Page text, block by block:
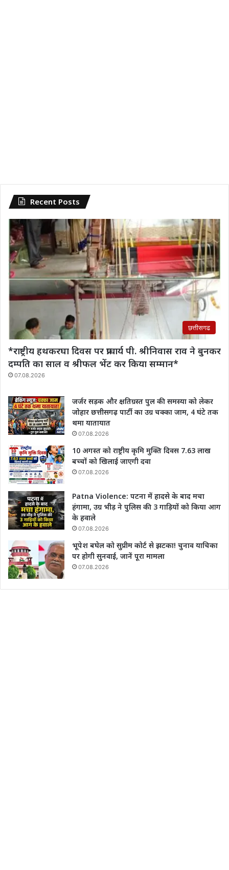
Recent Posts
छत्तीसगढ
*राष्ट्रीय हथकरघा दिवस पर प्राचार्य पी. श्रीनिवास राव‌ ने बुनकर
दम्पति का साल व श्रीफल भेंट कर किया सम्मान*
07.08.2026
जर्जर सड़क और क्षतिग्रस्त पुल की समस्या को लेकर
जोहार छत्तीसगढ़ पार्टी का उग्र चक्का जाम, 4 घंटे तक
थमा यातायात
07.08.2026
10 अगस्त को राष्ट्रीय कृमि मुक्ति दिवस 7.63 लाख
बच्चों को खिलाई जाएगी दवा
07.08.2026
Patna Violence: पटना में हादसे के बाद मचा
हंगामा, उग्र भीड़ ने पुलिस की 3 गाड़ियों को किया आग
के हवाले
07.08.2026
भूपेश बघेल को सुप्रीम कोर्ट से झटका! चुनाव याचिका
पर होगी सुनवाई, जानें पूरा मामला
07.08.2026